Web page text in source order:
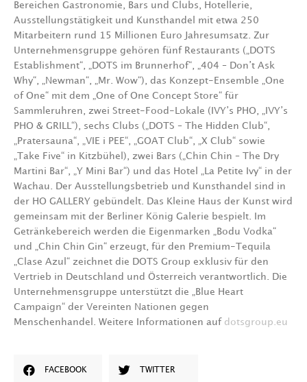
Bereichen Gastronomie, Bars und Clubs, Hotellerie,
Ausstellungstätigkeit und Kunsthandel mit etwa 250
Mitarbeitern rund 15 Millionen Euro Jahresumsatz. Zur
Unternehmensgruppe gehören fünf Restaurants („DOTS
Establishment“, „DOTS im Brunnerhof“, „404 – Don’t Ask
Why“, „Newman“, „Mr. Wow“), das Konzept-Ensemble „One
of One“ mit dem „One of One Concept Store“ für
Sammleruhren, zwei Street-Food-Lokale (IVY’s PHO, „IVY’s
PHO & GRILL“), sechs Clubs („DOTS – The Hidden Club“,
„Pratersauna“, „VIE i PEE“, „GOAT Club“, „X Club“ sowie
„Take Five“ in Kitzbühel), zwei Bars („Chin Chin – The Dry
Martini Bar“, „Y Mini Bar“) und das Hotel „La Petite Ivy“ in der
Wachau. Der Ausstellungsbetrieb und Kunsthandel sind in
der HO GALLERY gebündelt. Das Kleine Haus der Kunst wird
gemeinsam mit der Berliner König Galerie bespielt. Im
Getränkebereich werden die Eigenmarken „Bodu Vodka“
und „Chin Chin Gin“ erzeugt, für den Premium-Tequila
„Clase Azul“ zeichnet die DOTS Group exklusiv für den
Vertrieb in Deutschland und Österreich verantwortlich. Die
Unternehmensgruppe unterstützt die „Blue Heart
Campaign“ der Vereinten Nationen gegen
Menschenhandel. Weitere Informationen auf dotsgroup.eu
FACEBOOK TWITTER